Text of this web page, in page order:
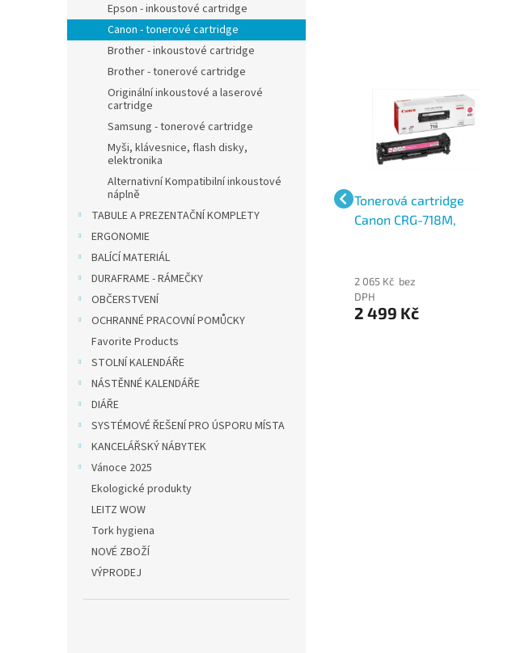
Epson - inkoustové cartridge
Canon - tonerové cartridge
Brother - inkoustové cartridge
Brother - tonerové cartridge
Originální inkoustové a laserové
cartridge
Samsung - tonerové cartridge
Myši, klávesnice, flash disky,
elektronika
Alternativní Kompatibilní inkoustové
náplně
TABULE A PREZENTAČNÍ KOMPLETY
ERGONOMIE
BALÍCÍ MATERIÁL
DURAFRAME - RÁMEČKY
OBČERSTVENÍ
OCHRANNÉ PRACOVNÍ POMŮCKY
Favorite Products
STOLNÍ KALENDÁŘE
NÁSTĚNNÉ KALENDÁŘE
DIÁŘE
SYSTÉMOVÉ ŘEŠENÍ PRO ÚSPORU MÍSTA
KANCELÁŘSKÝ NÁBYTEK
Vánoce 2025
Ekologické produkty
LEITZ WOW
Tork hygiena
NOVÉ ZBOŽÍ
VÝPRODEJ
Tonerová cartridge
Canon CRG-718Y, žlutá
2 065 Kč bez
2 499 Kč
Canon CRG-728, černá
1 288 Kč bez
1 559 Kč
Tonerová cartridge
Canon CRG-718M,
2 065 Kč bez
DPH
2 499 Kč